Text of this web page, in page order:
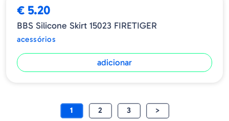
€ 5.20
BBS Silicone Skirt 15023 FIRETIGER
acessórios
adicionar
1 2 3 >